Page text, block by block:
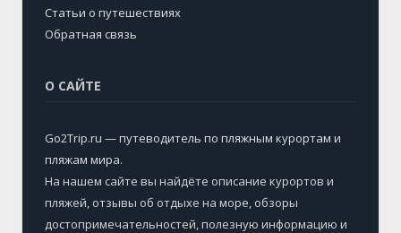
Статьи о путешествиях
Обратная связь
О САЙТЕ
Go2Trip.ru — путеводитель по пляжным курортам и
пляжам мира.
На нашем сайте вы найдёте описание курортов и
пляжей, отзывы об отдыхе на море, обзоры
достопримечательностей, полезную информацию и